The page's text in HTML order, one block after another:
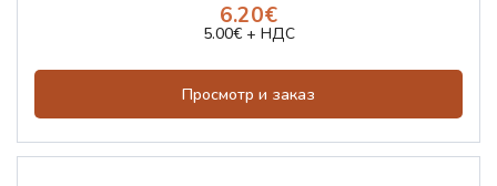
6.20€
5.00€ + НДС
Просмотр и заказ